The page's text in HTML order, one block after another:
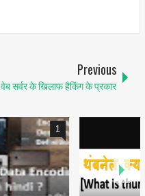
Previous
वेब सर्वर के खिलाफ हैकिंग के प्रकार